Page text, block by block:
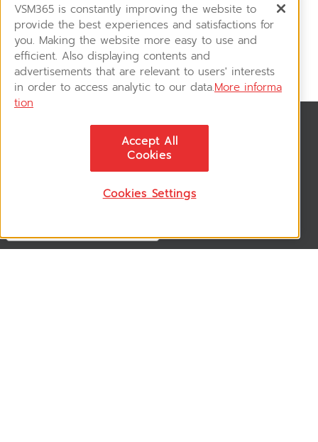
ติดตามอัพเดทข่าวสาร, โปรโมชั่น, สินค้าราคาพิเศษ ได้ก่อนใคร
VSM365 is constantly improving the website to
provide the best experiences and satisfactions for
you. Making the website more easy to use and
efficient. Also displaying contents and
advertisements that are relevant to users' interests
in order to access analytic to our data.More informa
tion
Accept All
Cookies
Cookies Settings